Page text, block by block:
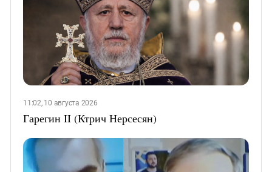
11:02, 10 августа 2026
Гарегин II (Ктрич Нерсесян)